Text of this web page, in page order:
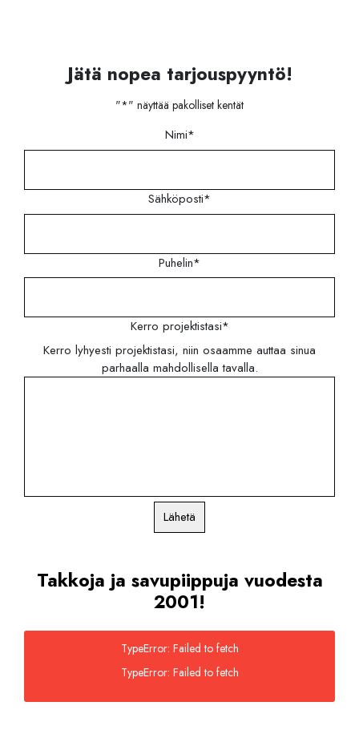
Jätä nopea tarjouspyyntö!
"*" näyttää pakolliset kentät
Nimi*
Sähköposti*
Puhelin*
Kerro projektistasi*
Kerro lyhyesti projektistasi, niin osaamme auttaa sinua
parhaalla mahdollisella tavalla.
Lähetä
Takkoja ja savupiippuja vuodesta
2001!
TypeError: Failed to fetch
TypeError: Failed to fetch